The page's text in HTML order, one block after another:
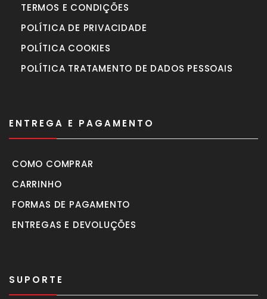
TERMOS E CONDIÇÕES
POLÍTICA DE PRIVACIDADE
POLÍTICA COOKIES
POLÍTICA TRATAMENTO DE DADOS PESSOAIS
ENTREGA E PAGAMENTO
COMO COMPRAR
CARRINHO
FORMAS DE PAGAMENTO
ENTREGAS E DEVOLUÇÕES
SUPORTE